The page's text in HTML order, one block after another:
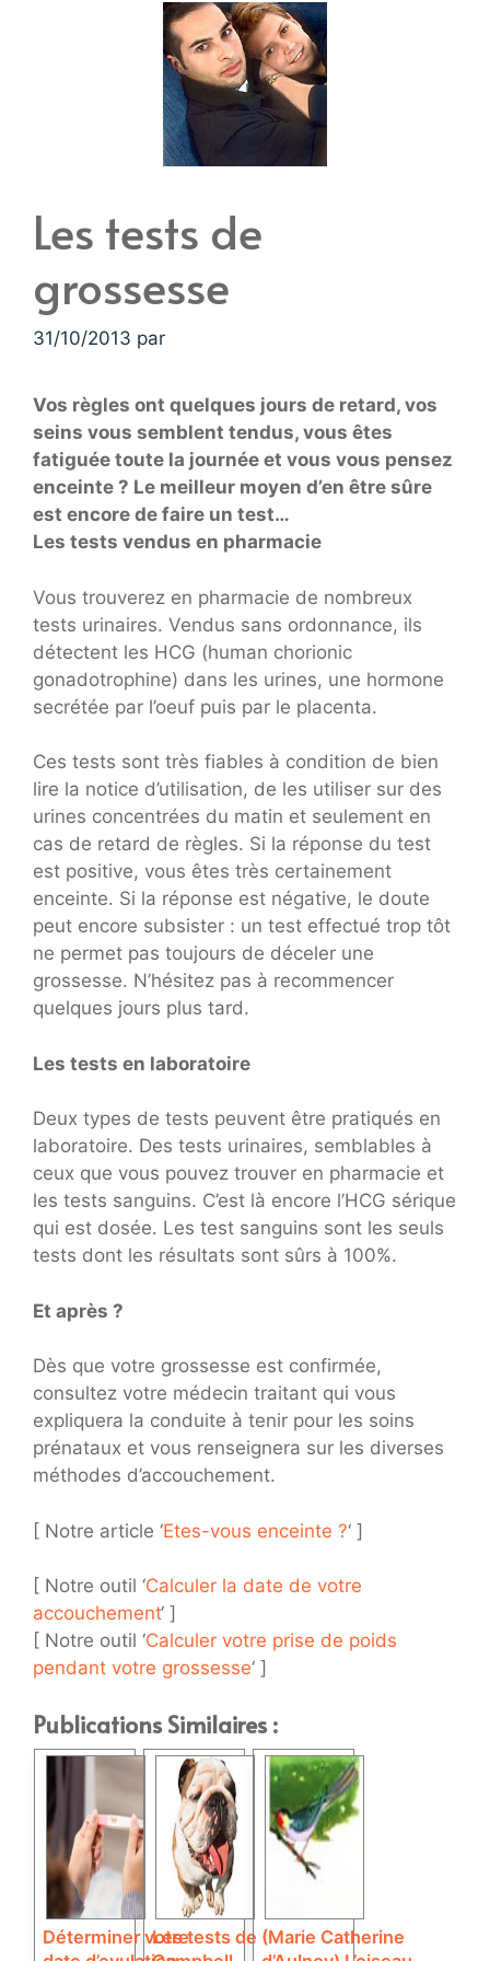
Les tests de
grossesse
31/10/2013 par
Vos règles ont quelques jours de retard, vos
seins vous semblent tendus, vous êtes
fatiguée toute la journée et vous vous pensez
enceinte ? Le meilleur moyen d’en être sûre
est encore de faire un test…
Les tests vendus en pharmacie
Vous trouverez en pharmacie de nombreux
tests urinaires. Vendus sans ordonnance, ils
détectent les HCG (human chorionic
gonadotrophine) dans les urines, une hormone
secrétée par l’oeuf puis par le placenta.
Ces tests sont très fiables à condition de bien
lire la notice d’utilisation, de les utiliser sur des
urines concentrées du matin et seulement en
cas de retard de règles. Si la réponse du test
est positive, vous êtes très certainement
enceinte. Si la réponse est négative, le doute
peut encore subsister : un test effectué trop tôt
ne permet pas toujours de déceler une
grossesse. N’hésitez pas à recommencer
quelques jours plus tard.
Les tests en laboratoire
Deux types de tests peuvent être pratiqués en
laboratoire. Des tests urinaires, semblables à
ceux que vous pouvez trouver en pharmacie et
les tests sanguins. C’est là encore l’HCG sérique
qui est dosée. Les test sanguins sont les seuls
tests dont les résultats sont sûrs à 100%.
Et après ?
Dès que votre grossesse est confirmée,
consultez votre médecin traitant qui vous
expliquera la conduite à tenir pour les soins
prénataux et vous renseignera sur les diverses
méthodes d’accouchement.
[ Notre article ‘Etes-vous enceinte ?‘ ]
[ Notre outil ‘Calculer la date de votre
accouchement‘ ]
[ Notre outil ‘Calculer votre prise de poids
pendant votre grossesse‘ ]
Publications Similaires :
Déterminer votreLes tests de (Marie Catherine